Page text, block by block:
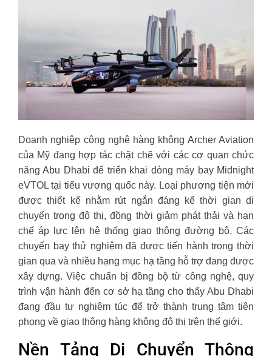
Doanh nghiệp công nghệ hàng không Archer Aviation
của Mỹ đang hợp tác chặt chẽ với các cơ quan chức
năng Abu Dhabi để triển khai dòng máy bay Midnight
eVTOL tại tiểu vương quốc này. Loại phương tiện mới
được thiết kế nhằm rút ngắn đáng kể thời gian di
chuyển trong đô thị, đồng thời giảm phát thải và hạn
chế áp lực lên hệ thống giao thông đường bộ. Các
chuyến bay thử nghiệm đã được tiến hành trong thời
gian qua và nhiều hạng mục hạ tầng hỗ trợ đang được
xây dựng. Việc chuẩn bị đồng bộ từ công nghệ, quy
trình vận hành đến cơ sở hạ tầng cho thấy Abu Dhabi
đang đầu tư nghiêm túc để trở thành trung tâm tiên
phong về giao thông hàng không đô thị trên thế giới.
Nền Tảng Di Chuyển Thông